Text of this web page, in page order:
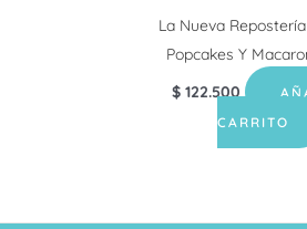
La Nueva
Popcakes Y
$122.500
CARRITO